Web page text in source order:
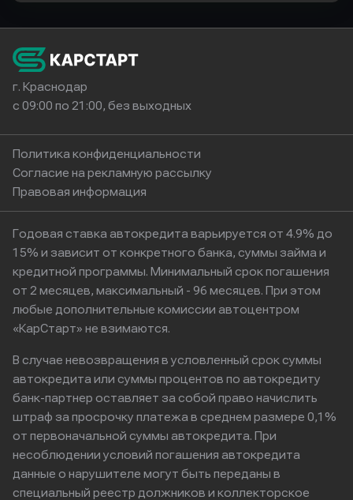
г. Краснодар
с 09:00 по 21:00, без выходных
Политика конфиденциальности
Согласие на рекламную рассылку
Правовая информация
Годовая ставка автокредита варьируется от 4.9% до
15% и зависит от конкретного банка, суммы займа и
кредитной программы. Минимальный срок погашения
от 2 месяцев, максимальный - 96 месяцев. При этом
любые дополнительные комиссии автоцентром
«КарСтарт» не взимаются.
В случае невозвращения в условленный срок суммы
автокредита или суммы процентов по автокредиту
банк-партнер оставляет за собой право начислить
штраф за просрочку платежа в среднем размере 0,1%
от первоначальной суммы автокредита. При
несоблюдении условий погашения автокредита
данные о нарушителе могут быть переданы в
специальный реестр должников и коллекторское